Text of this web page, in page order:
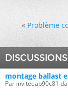
« Problème
montage ballast
Par inviteeab90c81